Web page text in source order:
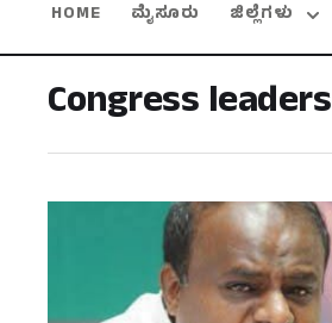
HOME ಮೈಸೂರು ಜಿಲ್ಲೆಗಳು
Congress leaders